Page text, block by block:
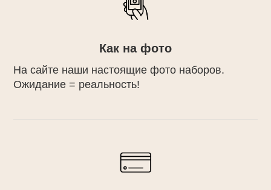
Как на фото
На сайте наши настоящие фото наборов.
Ожидание = реальность!